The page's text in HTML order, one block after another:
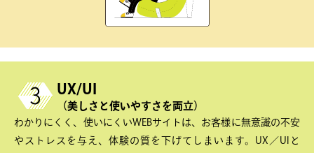
UX/UI
（美しさと使いやすさを両立）
わかりにくく、使いにくいWEBサイトは、お客様に無意識の不安
やストレスを与え、体験の質を下げてしまいます。UX／UIと